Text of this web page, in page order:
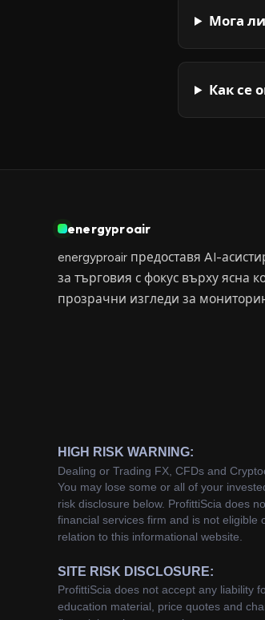
Мога
Как се
energyproair
energyproair предоставя AI-
за търговия с фокус върху ясна
прозрачни изгледи за